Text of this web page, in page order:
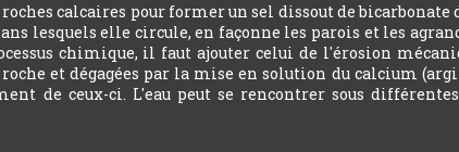
calcaires pour former un sel dissout de
lesquels elle circule, en façonne les parois et les
chimique, il faut ajouter celui de l'érosion
et dégagées par la mise en solution du calcium
de ceux-ci. L'eau peut se rencontrer sous